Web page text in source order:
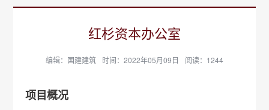
红杉资本办公室
编辑：国建建筑 时间：2022年05月09日 阅读：1244
项目概况